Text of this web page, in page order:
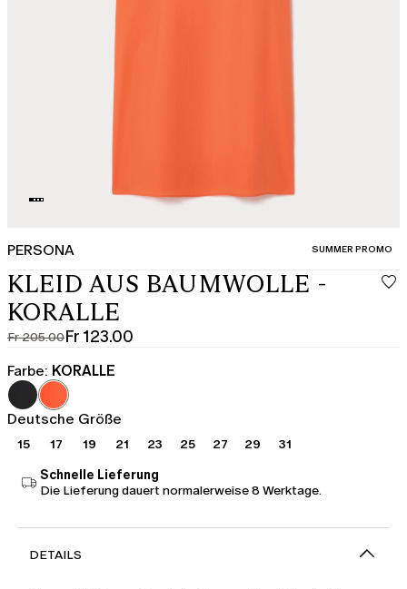
PERSONA KATEGORIE:
SUMMER PROMO
KLEID AUS BAUMWOLLE -
KORALLE
Fr 205.00
Ursprünglicher
Preis
Fr
205.00
Fr 123.00
Aktueller
Preis
Fr
123.00
Farbe: KORALLE
Deutsche Größe
15 17 19 21 23 25 27 29 31
Schnelle Lieferung
Die Lieferung dauert normalerweise 8 Werktage.
DETAILS